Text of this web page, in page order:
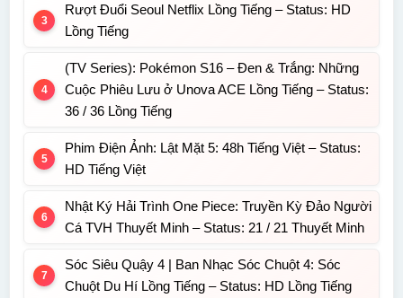
Rượt Đuổi Seoul Netflix Lồng Tiếng – Status: HD
Lồng Tiếng
(TV Series): Pokémon S16 – Đen & Trắng: Những
Cuộc Phiêu Lưu ở Unova ACE Lồng Tiếng – Status:
36 / 36 Lồng Tiếng
Phim Điện Ảnh: Lật Mặt 5: 48h Tiếng Việt – Status:
HD Tiếng Việt
Nhật Ký Hải Trình One Piece: Truyền Kỳ Đảo Người
Cá TVH Thuyết Minh – Status: 21 / 21 Thuyết Minh
Sóc Siêu Quậy 4 | Ban Nhạc Sóc Chuột 4: Sóc
Chuột Du Hí Lồng Tiếng – Status: HD Lồng Tiếng